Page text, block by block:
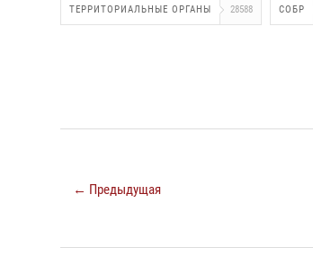
ТЕРРИТОРИАЛЬНЫЕ ОРГАНЫ 28588 СОБР
← Предыдущая